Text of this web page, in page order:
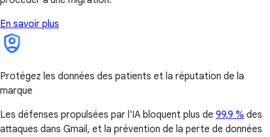
En savoir plus
Protégez les données des patients et la réputation de la
marque
Les défenses propulsées par l'IA bloquent plus de 99,9 % des
attaques dans Gmail, et la prévention de la perte de données